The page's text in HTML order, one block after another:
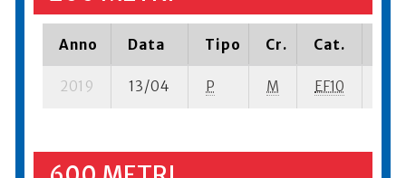
Anno Data Tipo Cr. Cat.
2019 13/04 P M EF10